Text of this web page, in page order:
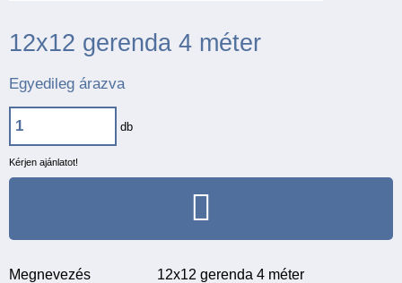
12x12 gerenda 4 méter
Egyedileg árazva
db
Kérjen ajánlatot!
Megnevezés
12x12 gerenda 4 méter